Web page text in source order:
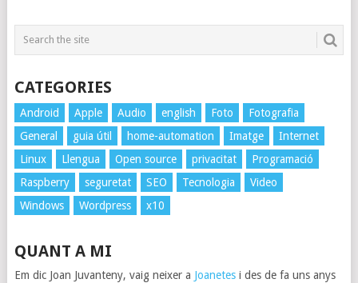
CATEGORIES
Android Apple Audio english Foto
Fotografia
General
guia útil home-automation Imatge
Internet
Linux
Llengua Open source privacitat
Programació
Raspberry
seguretat SEO Tecnologia
Video
Windows
Wordpress x10
QUANT A MI
Em dic Joan Juvanteny, vaig neixer a Joanetesi des de fa uns anys